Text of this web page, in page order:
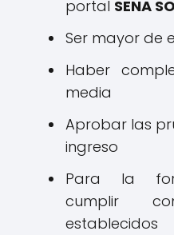
portal SENA
Ser mayor de
Haber
media
Aprobar las
ingreso
Para la
cumplir
establecidos